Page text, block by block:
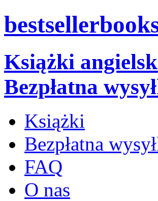
Książki
Bezpłatna
Książki
Bezpłatna
FAQ
O nas